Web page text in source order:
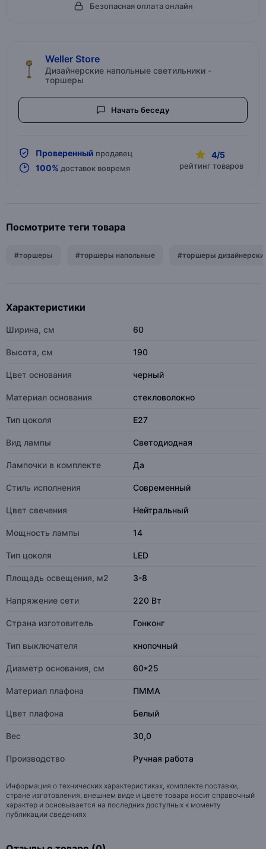
Безопасная оплата онлайн
Weller Store
Дизайнерские напольные светильники -
торшеры
Начать беседу
Проверенный продавец
100% доставок вовремя
4/5
рейтинг товаров
Посмотрите теги товара
#торшеры #торшеры напольные #торшеры
Характеристики
Ширина, см 60
Высота, см 190
Цвет основания черный
Материал основания стекловолокно
Тип цоколя E27
Вид лампы Светодиодная
Лампочки в комплекте Да
Стиль исполнения Современный
Цвет свечения Нейтральный
Мощность лампы 14
Тип цоколя LED
Площадь освещения, м2 3-8
Напряжение сети 220 Вт
Страна изготовитель Гонконг
Тип выключателя кнопочный
Диаметр основания, см 60*25
Материал плафона ПММА
Цвет плафона Белый
Вес 30,0
Производство Ручная работа
Информация о технических характеристиках, комплекте поставки,
стране изготовления, внешнем виде и цвете товара носит справочный
характер и основывается на последних доступных к моменту
публикации сведениях